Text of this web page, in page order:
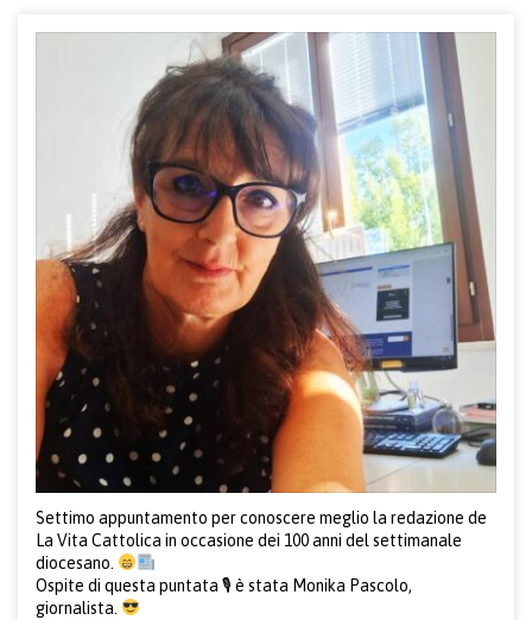
Settimo appuntamento per conoscere meglio la redazione de
La Vita Cattolica in occasione dei 100 anni del settimanale
diocesano.
Ospite di questa puntata 🎙 è stata Monika Pascolo,
giornalista.